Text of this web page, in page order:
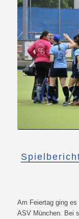
Am Feiertag ging
ASV München. Bei